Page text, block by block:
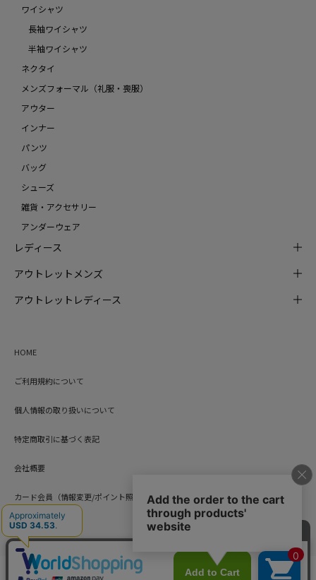
ワイシャツ
長袖ワイシャツ
半袖ワイシャツ
ネクタイ
メンズフォーマル（礼服・喪服）
アウター
インナー
パンツ
バッグ
シューズ
雑貨・アクセサリー
アンダーウェア
レディース
アウトレットメンズ
アウトレットレディース
HOME
ご利用規約について
個人情報の取り扱いについて
特定商取引に基づく表記
会社概要
カード会員（情報変更/ポイント照会）
お問い合わせ